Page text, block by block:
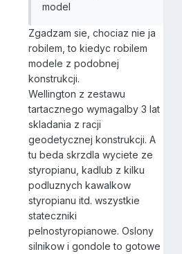
model
Zgadzam sie, chociaz nie ja
robilem, to kiedyc robilem
modele z podobnej
konstrukcji.
Wellington z zestawu
tartacznego wymagalby 3 lat
skladania z racji
geodetycznej konstrukcji. A
tu beda skrzdla wyciete ze
styropianu, kadlub z kilku
podluznych kawalkow
styropianu itd. wszystkie
stateczniki
pelnostyropianowe. Oslony
silnikow i gondole to gotowe